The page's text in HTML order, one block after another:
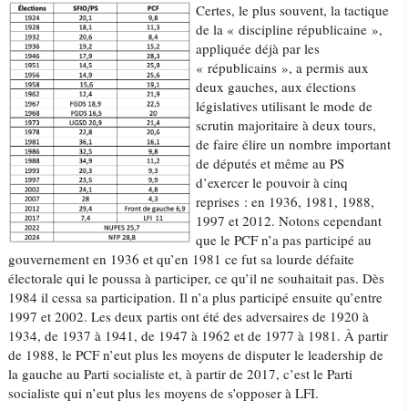
Certes, le plus souvent, la tactique
de la « discipline républicaine »,
appliquée déjà par les
« républicains », a permis aux
deux gauches, aux élections
législatives utilisant le mode de
scrutin majoritaire à deux tours,
de faire élire un nombre important
de députés et même au PS
d’exercer le pouvoir à cinq
reprises : en 1936, 1981, 1988,
1997 et 2012. Notons cependant
que le PCF n’a pas participé au
gouvernement en 1936 et qu’en 1981 ce fut sa lourde défaite
électorale qui le poussa à participer, ce qu’il ne souhaitait pas. Dès
1984 il cessa sa participation. Il n’a plus participé ensuite qu’entre
1997 et 2002. Les deux partis ont été des adversaires de 1920 à
1934, de 1937 à 1941, de 1947 à 1962 et de 1977 à 1981. À partir
de 1988, le PCF n’eut plus les moyens de disputer le leadership de
la gauche au Parti socialiste et, à partir de 2017, c’est le Parti
socialiste qui n’eut plus les moyens de s’opposer à LFI.